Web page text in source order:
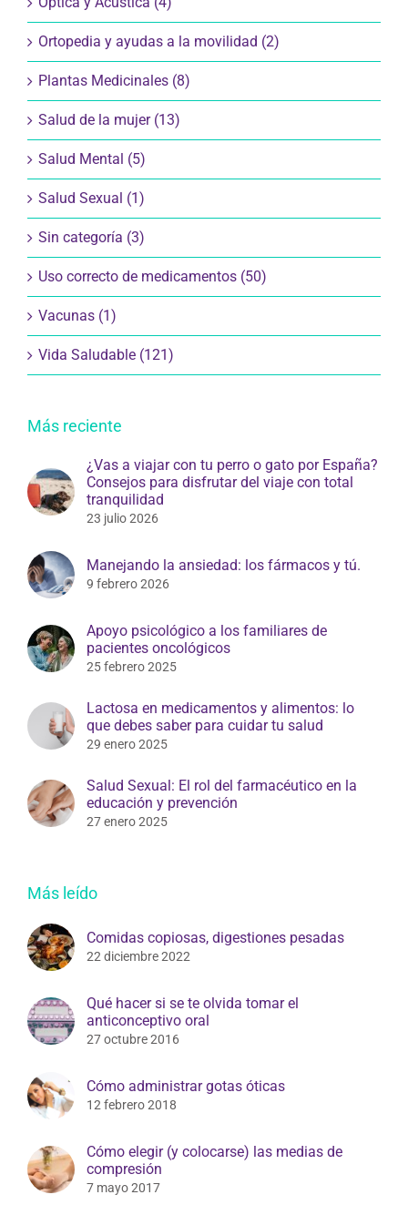
Ortopedia y ayudas a la movilidad (2)
Plantas Medicinales (8)
Salud de la mujer (13)
Salud Mental (5)
Salud Sexual (1)
Sin categoría (3)
Uso correcto de medicamentos (50)
Vacunas (1)
Vida Saludable (121)
Más reciente
¿Vas a viajar con tu perro o gato por España?
Consejos para disfrutar del viaje con total
tranquilidad
23 julio 2026
Manejando la ansiedad: los fármacos y tú.
9 febrero 2026
Apoyo psicológico a los familiares de
pacientes oncológicos
25 febrero 2025
Lactosa en medicamentos y alimentos: lo
que debes saber para cuidar tu salud
29 enero 2025
Salud Sexual: El rol del farmacéutico en la
educación y prevención
27 enero 2025
Más leído
Comidas copiosas, digestiones pesadas
22 diciembre 2022
Qué hacer si se te olvida tomar el
anticonceptivo oral
27 octubre 2016
Cómo administrar gotas óticas
12 febrero 2018
Cómo elegir (y colocarse) las medias de
compresión
7 mayo 2017